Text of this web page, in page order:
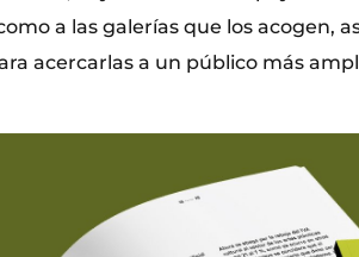
a las galerías que los acogen,
acercarlas a un público más